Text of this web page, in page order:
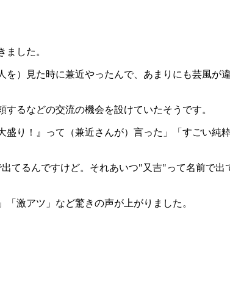
した。
）見た時に兼近やったんで、あまりにも芸風が
るなどの交流の機会を設けていたそうです。
り！』って（兼近さんが）言った」「すごい純
てるんですけど。それあいつ"又吉"って名前で出
激アツ」など驚きの声が上がりました。